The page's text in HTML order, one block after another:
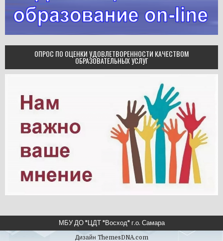
ОПРОС ПО ОЦЕНКИ УДОВЛЕТВОРЕННОСТИ КАЧЕСТВОМ
ОБРАЗОВАТЕЛЬНЫХ УСЛУГ
МБУ ДО "ЦДТ "Восход" г.о. Самара
Дизайн ThemesDNA.com